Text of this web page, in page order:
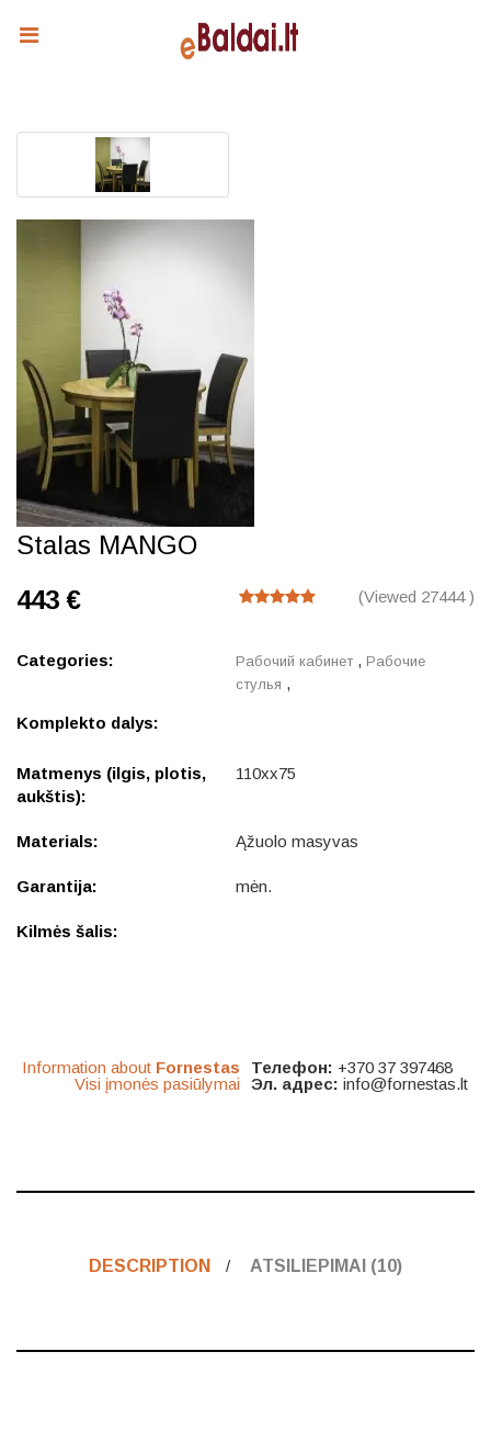
Stalas MANGO
(Viewed 27444 )
443 €
Categories: Рабочий кабинет , Рабочие
стулья ,
Komplekto dalys:
Matmenys (ilgis, plotis,
aukštis):
110xx75
Materials: Ąžuolo masyvas
Garantija: mėn.
Kilmės šalis:
Information about Fornestas
Visi įmonės pasiūlymai
Телефон: +370 37 397468
Эл. адрес: info@fornestas.lt
DESCRIPTION ATSILIEPIMAI (10)